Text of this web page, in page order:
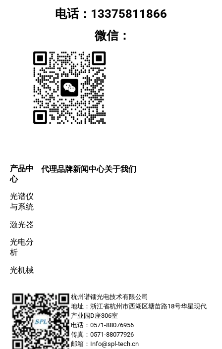
电话：13375811866
微信：
产品中
心
光谱仪
与系统
激光器
光电分
析
光机械
代理品牌新闻中心关于我们
杭州谱镭光电技术有限公司
地址：浙江省杭州市西湖区塘苗路18号华星现代
产业园D座306室
电话：0571-88076956
传真：0571-88077926
邮箱：Info@spl-tech.cn